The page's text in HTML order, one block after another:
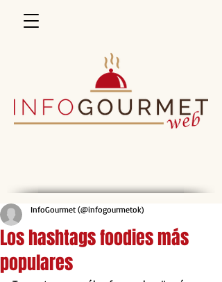
Los hashtags foodies más
populares
InfoGourmet (@infogourmetok)